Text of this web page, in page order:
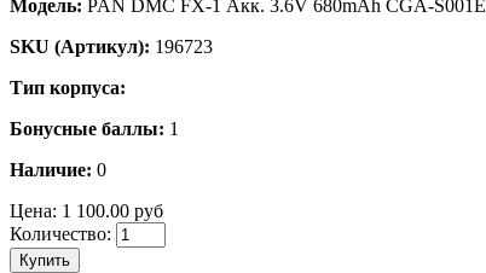
Модель: PAN DMC FX-1 Акк. 3.6V 680mAh CGA-S001E
SKU (Артикул): 196723
Тип корпуса:
Бонусные баллы: 1
Наличие: 0
Цена: 1 100.00 руб
Количество:
Купить